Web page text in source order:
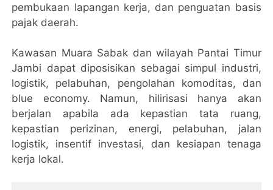
pembukaan lapangan kerja, dan penguatan basis
pajak daerah.
Kawasan Muara Sabak dan wilayah Pantai Timur
Jambi dapat diposisikan sebagai simpul industri,
logistik, pelabuhan, pengolahan komoditas, dan
blue economy. Namun, hilirisasi hanya akan
berjalan apabila ada kepastian tata ruang,
kepastian perizinan, energi, pelabuhan, jalan
logistik, insentif investasi, dan kesiapan tenaga
kerja lokal.